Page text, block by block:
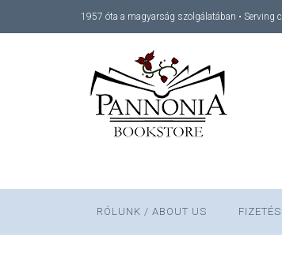
1957 óta a magyarság szolgálatában • Serving
RÓLUNK / ABOUT US